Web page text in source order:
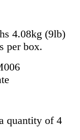
4.08kg (9lb)
per box.
quantity of 4